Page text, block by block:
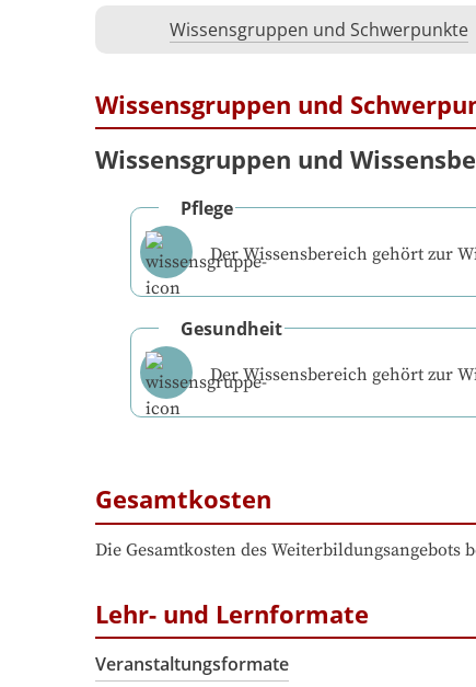
Wissensgruppen und Schwerpunkte
Wissensgruppen und
Wissensgruppen und
Pflege
Der Wissensbereich gehört zur
Gesundheit
Der Wissensbereich gehört zur
Gesamtkosten
Die Gesamtkosten des Weiterbildungsangebots
Lehr- und Lernformate
Veranstaltungsformate